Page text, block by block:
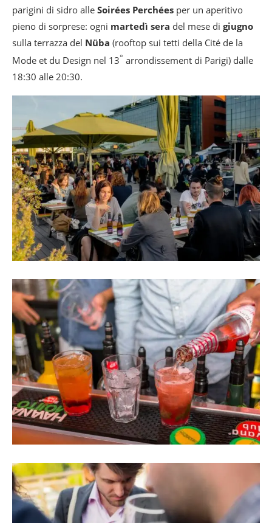
parigini di sidro alle Soirées Perchées per un aperitivo
pieno di sorprese: ogni martedì sera del mese di giugno
sulla terrazza del Nüba (rooftop sui tetti della Cité de la
Mode et du Design nel 13° arrondissement di Parigi) dalle
18:30 alle 20:30.